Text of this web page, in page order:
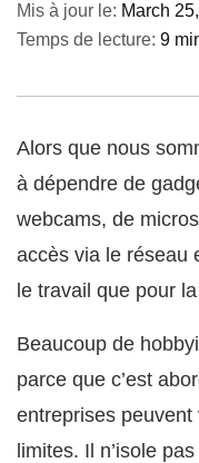
Mis à jour le: March
Temps de lecture: 9
Alors que nous
à dépendre de
webcams, de
accès via le réseau
le travail que pour
Beaucoup de
parce que c’est
entreprises
limites. Il n’isole